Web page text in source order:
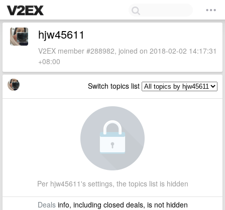
hjw45611
V2EX member #288982, joined on 2018-02-02 14:17:31
+08:00
Switch topics list
Per hjw45611's settings, the topics list is hidden
Dealsinfo, including closed deals, is not hidden